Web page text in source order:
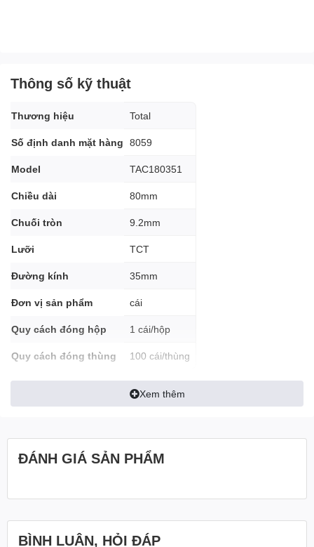
Thông số kỹ thuật
Thương hiệu Total
Số định danh mặt hàng 8059
Model TAC180351
Chiều dài 80mm
Chuối tròn 9.2mm
Lưỡi TCT
Đường kính 35mm
Đơn vị sản phẩm cái
Quy cách đóng hộp 1 cái/hộp
Quy cách đóng thùng 100 cái/thùng
Xem thêm
ĐÁNH GIÁ SẢN PHẨM
BÌNH LUẬN, HỎI ĐÁP